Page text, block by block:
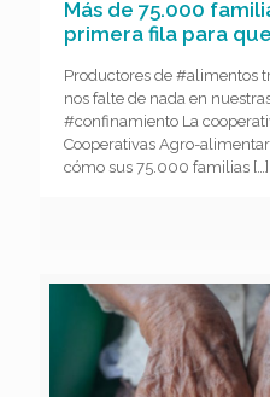
Más de 75.000
primera fila para
Productores de #alimentos
nos falte de nada en
#confinamiento La
Cooperativas Agro-
cómo sus 75.000 familias […]